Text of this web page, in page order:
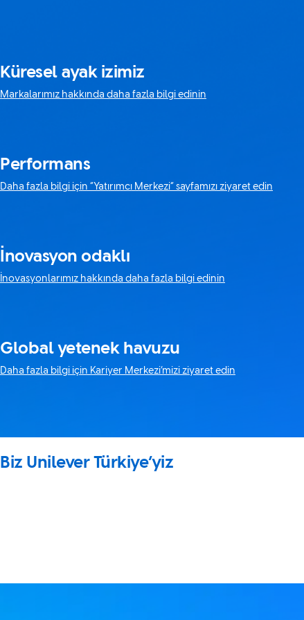
Küresel ayak izimiz
Markalarımız hakkında daha fazla bilgi edinin
Performans
Daha fazla bilgi için “Yatırımcı Merkezi“ sayfamızı ziyaret edin
İnovasyon odaklı
İnovasyonlarımız hakkında daha fazla bilgi edinin
Global yetenek havuzu
Daha fazla bilgi için Kariyer Merkezi’mizi ziyaret edin
Biz Unilever Türkiye’yiz